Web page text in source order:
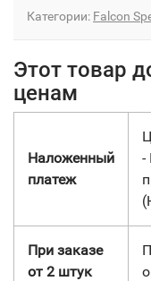
Категории: Falcon
Этот товар
ценам
Наложенный
платеж
-
При заказе
от 2 штук